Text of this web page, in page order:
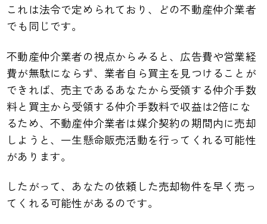
これは法令で定められており、どの不動産仲介業者
でも同じです。
不動産仲介業者の視点からみると、広告費や営業経
費が無駄にならず、業者自ら買主を見つけることが
できれば、売主であるあなたから受領する仲介手数
料と買主から受領する仲介手数料で収益は2倍にな
るため、不動産仲介業者は媒介契約の期間内に売却
しようと、一生懸命販売活動を行ってくれる可能性
があります。
したがって、あなたの依頼した売却物件を早く売っ
てくれる可能性があるのです。